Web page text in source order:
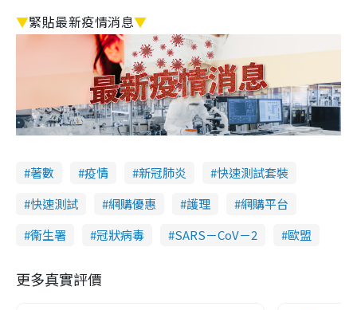
▼緊貼最新疫情消息▼
著數 疫情 新冠肺炎
快速測試套裝
快速測試
網購優惠 護理
網購平台
衞生署
冠狀病毒 SARS－CoV－2 歐盟
更多真實評價